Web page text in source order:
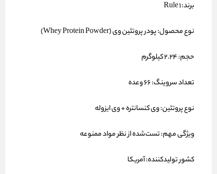
برند:
نوع محصول:پودر پروتئین وی (Whey Protein Powder)
حجم:
تعداد سروینگ:
نوع پروتئین:وی کنسانتره + وی ایزوله
ویژگی‌ مهم:تست‌شده از نظر مواد ممنوعه
کشور تولیدکننده:آمریکا